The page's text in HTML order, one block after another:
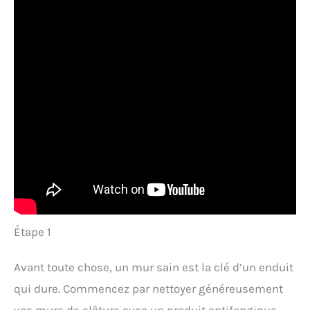
Étape 1
Avant toute chose, un mur sain est la clé d’un enduit
qui dure. Commencez par nettoyer généreusement